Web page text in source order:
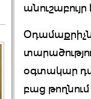
օգտակար
բաց